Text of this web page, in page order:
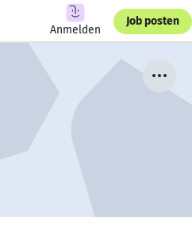
Anmelden
Job posten